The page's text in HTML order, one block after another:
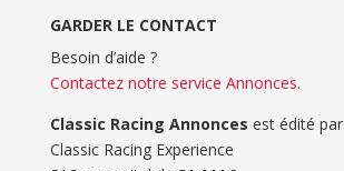
GARDER LE CONTACT
Besoin d’aide ?
Contactez notre service Annonces.
Classic Racing Annonces est édité par
Classic Racing Experience